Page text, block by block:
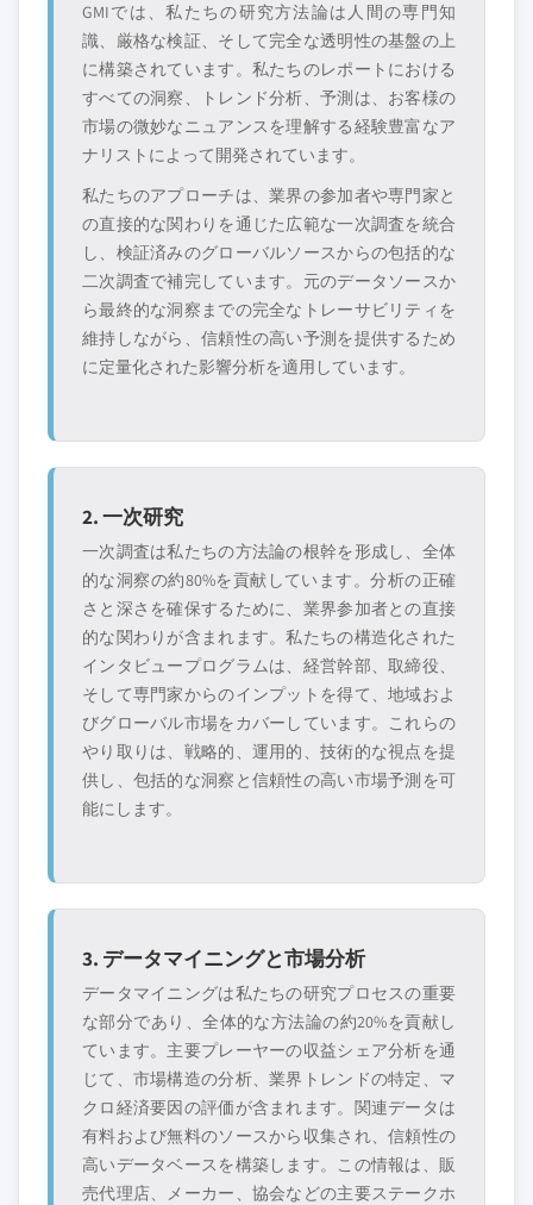
GMIでは、私たちの研究方法論は人間の専門知
識、厳格な検証、そして完全な透明性の基盤の上
に構築されています。私たちのレポートにおける
すべての洞察、トレンド分析、予測は、お客様の
市場の微妙なニュアンスを理解する経験豊富なア
ナリストによって開発されています。
私たちのアプローチは、業界の参加者や専門家と
の直接的な関わりを通じた広範な一次調査を統合
し、検証済みのグローバルソースからの包括的な
二次調査で補完しています。元のデータソースか
ら最終的な洞察までの完全なトレーサビリティを
維持しながら、信頼性の高い予測を提供するため
に定量化された影響分析を適用しています。
2. 一次研究
一次調査は私たちの方法論の根幹を形成し、全体
的な洞察の約80%を貢献しています。分析の正確
さと深さを確保するために、業界参加者との直接
的な関わりが含まれます。私たちの構造化された
インタビュープログラムは、経営幹部、取締役、
そして専門家からのインプットを得て、地域およ
びグローバル市場をカバーしています。これらの
やり取りは、戦略的、運用的、技術的な視点を提
供し、包括的な洞察と信頼性の高い市場予測を可
能にします。
3. データマイニングと市場分析
データマイニングは私たちの研究プロセスの重要
な部分であり、全体的な方法論の約20%を貢献し
ています。主要プレーヤーの収益シェア分析を通
じて、市場構造の分析、業界トレンドの特定、マ
クロ経済要因の評価が含まれます。関連データは
有料および無料のソースから収集され、信頼性の
高いデータベースを構築します。この情報は、販
売代理店、メーカー、協会などの主要ステークホ